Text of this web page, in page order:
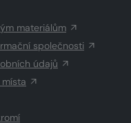
materiálům
společnosti
údajů